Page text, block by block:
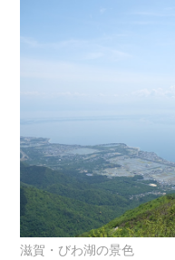
滋賀・びわ湖の景色